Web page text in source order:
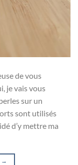
de vous
je vais vous
sur un
sont utilisés
d’y mettre ma
→